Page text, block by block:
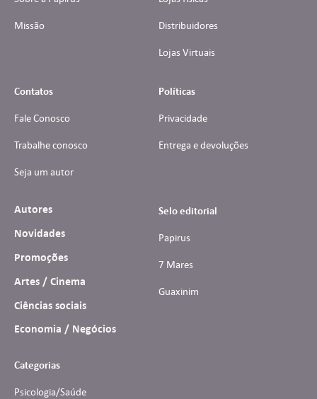
Missão Distribuidores
Lojas Virtuais
Contatos
Fale Conosco
Trabalhe conosco
Seja um autor
Políticas
Privacidade
Entrega e devoluções
Autores
Novidades
Promoções
Artes / Cinema
Ciências sociais
Economia / Negócios
Selo editorial
Papirus
7 Mares
Guaxinim
Categorias
Psicologia/Saúde